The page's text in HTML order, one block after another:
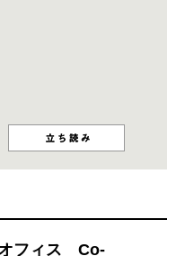
オフィス Co-